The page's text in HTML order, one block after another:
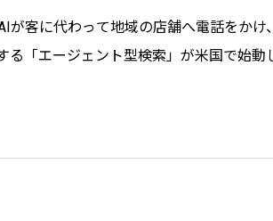
が客に代わって地域の店舗へ電話をかけ
る「エージェント型検索」が米国で始動